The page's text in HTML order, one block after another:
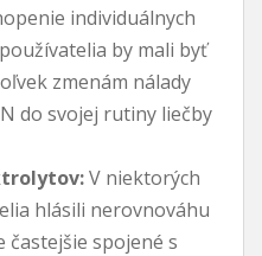
individuálnych
by mali byť
zmenám nálady
do svojej rutiny liečby
V niektorých
hlásili nerovnováhu
spojené s